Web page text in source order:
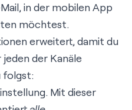
in der mobilen App
möchtest.
erweitert, damit du
der Kanäle
folgst:
Mit dieser